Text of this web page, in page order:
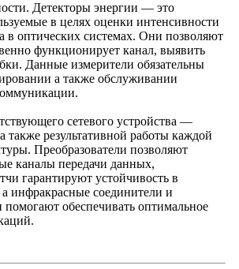
Детекторы энергии — это
в целях оценки интенсивности
в оптических системах. Они позволяют
функционирует канал, выявить
Данные измерители обязательны
а также обслуживании
сетевого устройства —
также результативной работы каждой
Преобразователи позволяют
каналы передачи данных,
гарантируют устойчивость в
инфракрасные соединители и
помогают обеспечивать оптимальное